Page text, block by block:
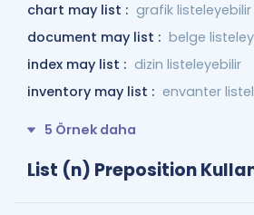
chart may list : grafik listeleyebilir
document may list : belge
index may list : dizin listeleyebilir
inventory may list : envanter
5 Örnek daha
List (n) Preposition